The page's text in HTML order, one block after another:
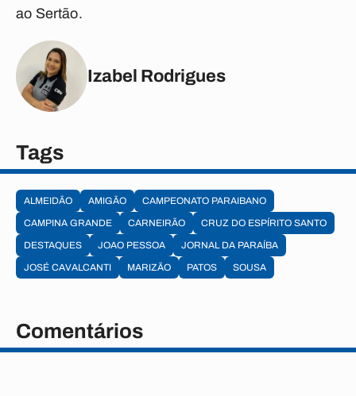
ao Sertão.
Izabel Rodrigues
Tags
ALMEIDÃO AMIGÃO
CAMPEONATO PARAIBANO
CAMPINA GRANDE
CARNEIRÃO
CRUZ DO ESPÍRITO SANTO
DESTAQUES
JOAO PESSOA
JORNAL DA PARAÍBA
JOSÉ CAVALCANTI
MARIZÃO PATOS SOUSA
Comentários